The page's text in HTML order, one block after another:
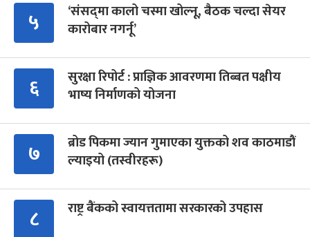
५
‘संसद्‍मा कालो चस्मा खोल्नू, बैठक चल्दा सेयर
कारोबार नगर्नू’
६
सुरक्षा रिपोर्ट : प्राज्ञिक आवरणमा तिब्बत पक्षीय
भाष्य निर्माणको योजना
७
ब्रोड पिकमा ज्यान गुमाएका युक्तको शव काठमाडौं
ल्याइयो (तस्वीरहरू)
८ राष्ट्र बैंकको स्वायत्ततामा सरकारको उपहास